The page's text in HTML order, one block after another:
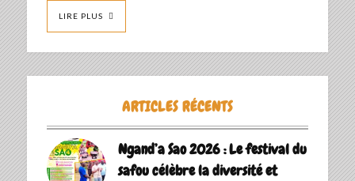
LIRE PLUS
ARTICLES RÉCENTS
Ngand’a Sao 2026 : Le festival du
safou célèbre la diversité et